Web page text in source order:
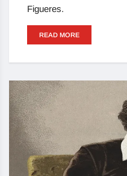
Figueres.
READ MORE